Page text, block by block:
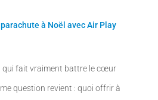
à Noël avec Air Play
qui fait vraiment battre le cœur
question revient : quoi offrir à